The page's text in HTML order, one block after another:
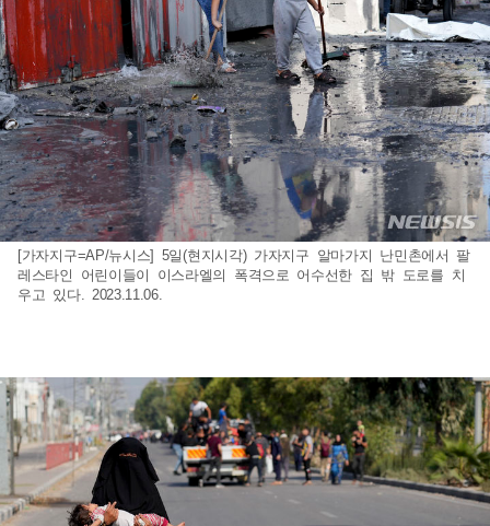
[가자지구=AP/뉴시스] 5일(현지시각) 가자지구 알마가지 난민촌에서 팔
레스타인 어린이들이 이스라엘의 폭격으로 어수선한 집 밖 도로를 치
우고 있다. 2023.11.06.